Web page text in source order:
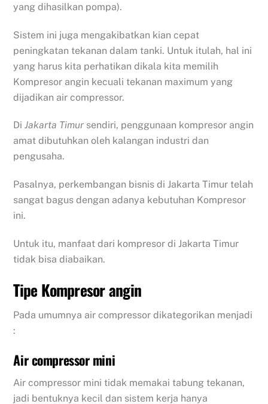
yang dihasilkan pompa).
Sistem ini juga mengakibatkan kian cepat
peningkatan tekanan dalam tanki. Untuk itulah, hal ini
yang harus kita perhatikan dikala kita memilih
Kompresor angin kecuali tekanan maximum yang
dijadikan air compressor.
DiJakarta Timur sendiri, penggunaan kompresor angin
amat dibutuhkan oleh kalangan industri dan
pengusaha.
Pasalnya, perkembangan bisnis di Jakarta Timur telah
sangat bagus dengan adanya kebutuhan Kompresor
ini.
Untuk itu, manfaat dari kompresor di Jakarta Timur
tidak bisa diabaikan.
Tipe Kompresor angin
Pada umumnya air compressor dikategorikan menjadi
:
Air compressor mini
Air compressor mini tidak memakai tabung tekanan,
jadi bentuknya kecil dan sistem kerja hanya